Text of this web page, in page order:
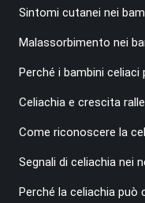
Sintomi cutanei nei
Malassorbimento nei
Perché i bambini
Celiachia e crescita
Come riconoscere la
Segnali di celiachia nei
Perché la celiachia